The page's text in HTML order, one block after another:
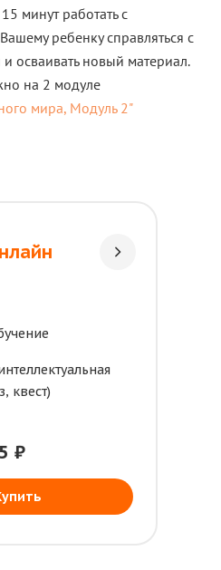
минут работать с
ребенку справляться с
осваивать новый материал.
на 2 модуле
мира, Модуль 2"
квест)
₽